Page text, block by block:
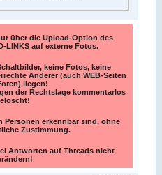
über die Upload-Option des
LINKS auf externe Fotos.
keine Fotos, keine
Anderer (auch WEB-Seiten
liegen!
der Rechtslage kommentarlos
Personen erkennbar sind, ohne
Zustimmung.
Antworten auf Threads nicht